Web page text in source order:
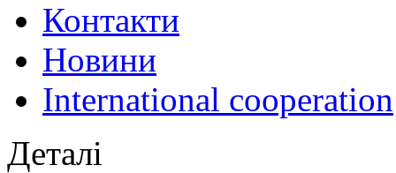
Контакти
Новини
International cooperation
Деталі